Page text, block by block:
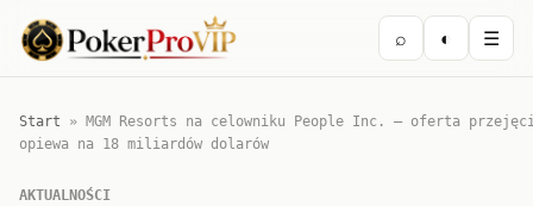
⌕ ◐ ☰
Start » MGM Resorts na celowniku People Inc. – oferta
opiewa na 18 miliardów dolarów
AKTUALNOŚCI